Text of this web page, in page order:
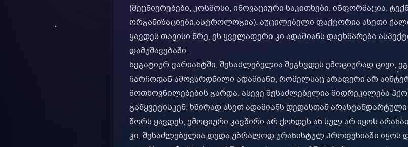
(მეცნიერებები, კოსმოსი, ინოვაციური საკითხები, ინფორმაცია,
ორგანიზაციები,ასტროლოგია). აუცილებელი ფაქტორია ასეთი
ყავდეს თავისი წრე, ეს ყველაფერი კი ადამიანს დაეხმარება
დამუშავებაში.
ნეგატიურ ვარიანტში, შესაძლებელია შეგხვდეს ემოციურად ცივი,
ჩარჩოდან ამოვარდნილი ადამიანი, რომელსაც არაფერი არ
მოთხოვნილებების გარდა. ასევე შესაძლებელია მიდრეკილება
გაწყვეტისკენ. ხშირად ასეთ ადამიანს დედასთან
შორს ყავდეს, ემოციური კავშირი არ ქონდეს ან სულ არ იყოს
კი, შესაძლებელია დედა უბრალოდ ურანისტულ პროფესიაში იყოს